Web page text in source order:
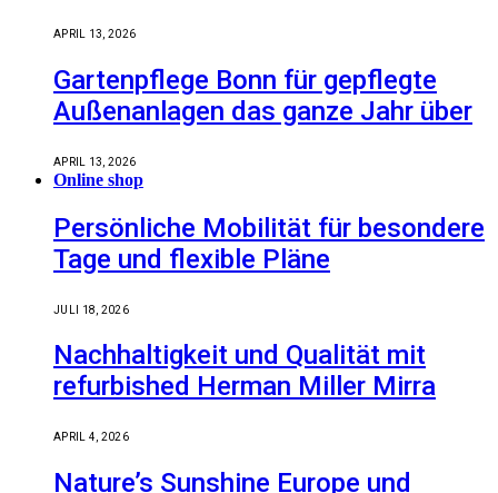
APRIL 13, 2026
Gartenpflege Bonn für gepflegte
Außenanlagen das ganze Jahr über
APRIL 13, 2026
Online shop
Persönliche Mobilität für besondere
Tage und flexible Pläne
JULI 18, 2026
Nachhaltigkeit und Qualität mit
refurbished Herman Miller Mirra
APRIL 4, 2026
Nature’s Sunshine Europe und